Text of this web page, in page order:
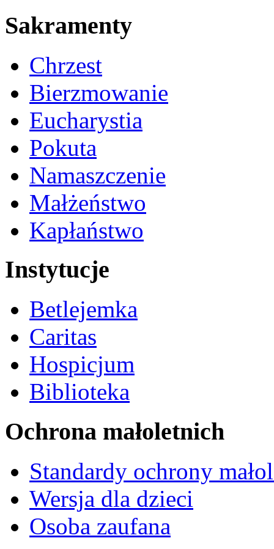
Sakramenty
Chrzest
Bierzmowanie
Eucharystia
Pokuta
Namaszczenie
Małżeństwo
Kapłaństwo
Instytucje
Betlejemka
Caritas
Hospicjum
Biblioteka
Ochrona małoletnich
Standardy ochrony
Wersja dla dzieci
Osoba zaufana